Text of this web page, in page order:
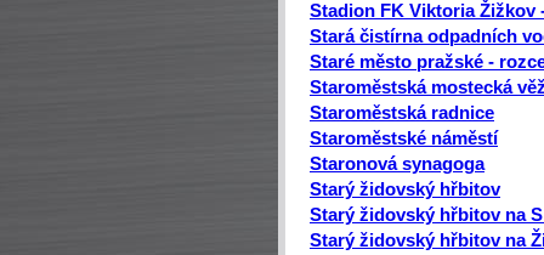
Stadion FK Viktoria Žižkov
Stará čistírna odpadních
Staré město pražské -
Staroměstská mostecká
Staroměstská radnice
Staroměstské náměstí
Staronová synagoga
Starý židovský hřbitov
Starý židovský hřbitov na
Starý židovský hřbitov na